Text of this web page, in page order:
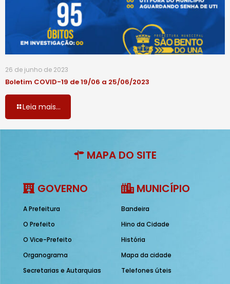
26 de junho de 2023
Boletim COVID-19 de 19/06 a 25/06/2023
Leia mais...
MAPA DO SITE
GOVERNO
A Prefeitura
O Prefeito
O Vice-Prefeito
Organograma
Secretarias e Autarquias
MUNICÍPIO
Bandeira
Hino da Cidade
História
Mapa da cidade
Telefones úteis